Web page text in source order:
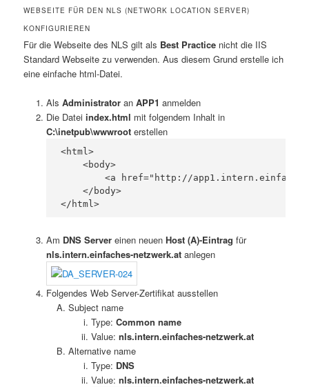
WEBSEITE FÜR DEN NLS (NETWORK LOCATION SERVER)
KONFIGURIEREN
Für die Webseite des NLS gilt als Best Practice nicht die IIS
Standard Webseite zu verwenden. Aus diesem Grund erstelle ich
eine einfache html-Datei.
Als Administratoran APP1 anmelden
Die Datei index.html mit folgendem Inhalt in
C:\inetpub\wwwrooterstellen
<html>
    <body>
<a href="http://
    </body>
</html>
Am DNS Servereinen neuen Host (A)-Eintrag für
nls.intern.einfaches-netzwerk.atanlegen
Folgendes Web Server-Zertifikat ausstellen
Subject name
Type: Common name
Value: nls.intern.einfaches-netzwerk.at
Alternative name
Type: DNS
Value: nls.intern.einfaches-netzwerk.at